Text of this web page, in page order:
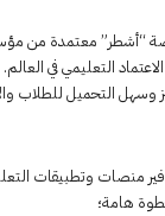
“أشطر” معتمدة من
التعليمي في العالم.
وسهل التحميل للطلاب
منصات وتطبيقات
هامة؛